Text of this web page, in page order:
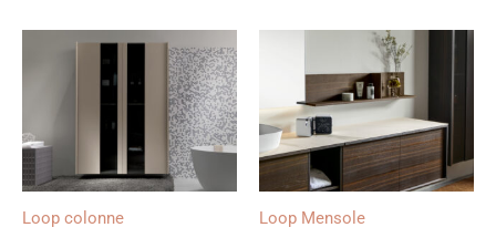
Loop colonne Loop Mensole